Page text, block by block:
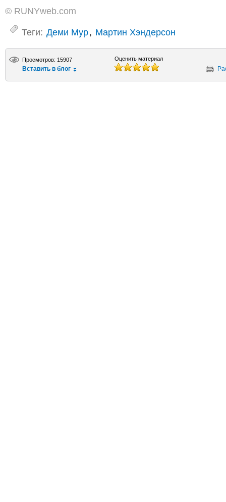
© RUNYweb.com
Теги: Деми Мур, Мартин Хэндерсон
Просмотров: 15907
Вставить в блог
Оценить материал